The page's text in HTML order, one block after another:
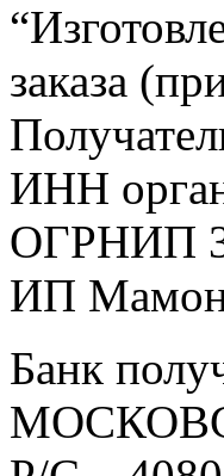
заказа
ИНН
ОГРНИП
ИП
Банк